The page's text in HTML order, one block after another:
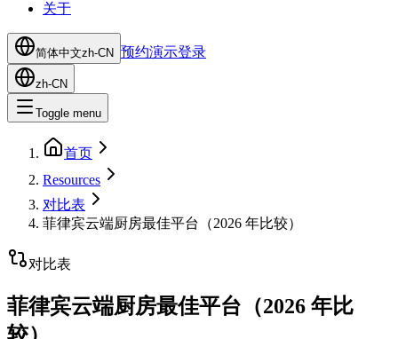
关于
简体中文zh-CN 预约演示登录
zh-CN
Toggle menu
首页
Resources
对比表
菲律宾云端厨房最佳平台（2026 年比较）
对比表
菲律宾云端厨房最佳平台（2026 年比